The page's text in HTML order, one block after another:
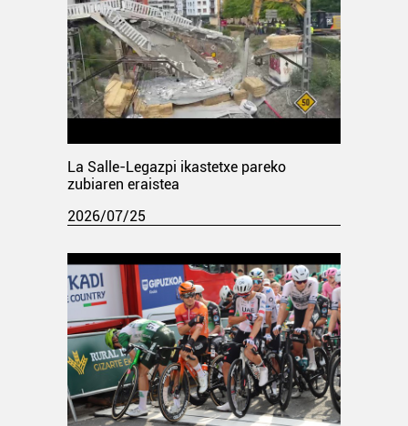
La Salle-Legazpi ikastetxe pareko
zubiaren eraistea
2026/07/25